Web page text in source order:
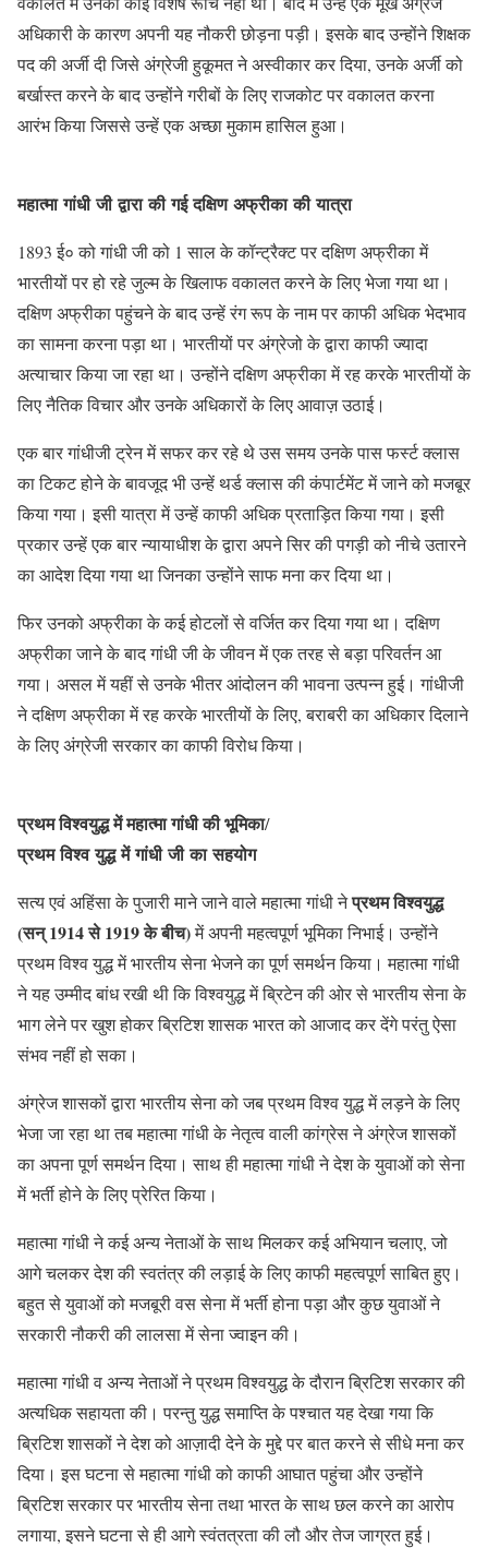
अधिकारी के कारण अपनी यह नौकरी छोड़ना पड़ी। इसके बाद उन्होंने शिक्षक
पद की अर्जी दी जिसे अंग्रेजी हुकूमत ने अस्वीकार कर दिया, उनके अर्जी को
बर्खास्त करने के बाद उन्होंने गरीबों के लिए राजकोट पर वकालत करना
आरंभ किया जिससे उन्हें एक अच्छा मुकाम हासिल हुआ।
महात्मा गांधी जी द्वारा की गई दक्षिण अफ्रीका की यात्रा
1893 ई० को गांधी जी को 1 साल के कॉन्ट्रैक्ट पर दक्षिण अफ्रीका में
भारतीयों पर हो रहे जुल्म के खिलाफ वकालत करने के लिए भेजा गया था।
दक्षिण अफ्रीका पहुंचने के बाद उन्हें रंग रूप के नाम पर काफी अधिक भेदभाव
का सामना करना पड़ा था। भारतीयों पर अंग्रेजो के द्वारा काफी ज्यादा
अत्याचार किया जा रहा था। उन्होंने दक्षिण अफ्रीका में रह करके भारतीयों के
लिए नैतिक विचार और उनके अधिकारों के लिए आवाज़ उठाई।
एक बार गांधीजी ट्रेन में सफर कर रहे थे उस समय उनके पास फर्स्ट क्लास
का टिकट होने के बावजूद भी उन्हें थर्ड क्लास की कंपार्टमेंट में जाने को मजबूर
किया गया। इसी यात्रा में उन्हें काफी अधिक प्रताड़ित किया गया। इसी
प्रकार उन्हें एक बार न्यायाधीश के द्वारा अपने सिर की पगड़ी को नीचे उतारने
का आदेश दिया गया था जिनका उन्होंने साफ मना कर दिया था।
फिर उनको अफ्रीका के कई होटलों से वर्जित कर दिया गया था। दक्षिण
अफ्रीका जाने के बाद गांधी जी के जीवन में एक तरह से बड़ा परिवर्तन आ
गया। असल में यहीं से उनके भीतर आंदोलन की भावना उत्पन्न हुई। गांधीजी
ने दक्षिण अफ्रीका में रह करके भारतीयों के लिए, बराबरी का अधिकार दिलाने
के लिए अंग्रेजी सरकार का काफी विरोध किया।
प्रथम विश्वयुद्ध में महात्मा गांधी की भूमिका/
प्रथम विश्व युद्ध में गांधी जी का सहयोग
सत्य एवं अहिंसा के पुजारी माने जाने वाले महात्मा गांधी नेप्रथम विश्वयुद्ध
(सन् 1914 से 1919 के बीच)में अपनी महत्वपूर्ण भूमिका निभाई। उन्होंने
प्रथम विश्व युद्ध में भारतीय सेना भेजने का पूर्ण समर्थन किया। महात्मा गांधी
ने यह उम्मीद बांध रखी थी कि विश्वयुद्ध में ब्रिटेन की ओर से भारतीय सेना के
भाग लेने पर खुश होकर ब्रिटिश शासक भारत को आजाद कर देंगे परंतु ऐसा
संभव नहीं हो सका।
अंग्रेज शासकों द्वारा भारतीय सेना को जब प्रथम विश्व युद्ध में लड़ने के लिए
भेजा जा रहा था तब महात्मा गांधी के नेतृत्व वाली कांग्रेस ने अंग्रेज शासकों
का अपना पूर्ण समर्थन दिया। साथ ही महात्मा गांधी ने देश के युवाओं को सेना
में भर्ती होने के लिए प्रेरित किया।
महात्मा गांधी ने कई अन्य नेताओं के साथ मिलकर कई अभियान चलाए, जो
आगे चलकर देश की स्वतंत्र की लड़ाई के लिए काफी महत्वपूर्ण साबित हुए।
बहुत से युवाओं को मजबूरी वस सेना में भर्ती होना पड़ा और कुछ युवाओं ने
सरकारी नौकरी की लालसा में सेना ज्वाइन की।
महात्मा गांधी व अन्य नेताओं ने प्रथम विश्वयुद्ध के दौरान ब्रिटिश सरकार की
अत्यधिक सहायता की। परन्तु युद्ध समाप्ति के पश्चात यह देखा गया कि
ब्रिटिश शासकों ने देश को आज़ादी देने के मुद्दे पर बात करने से सीधे मना कर
दिया। इस घटना से महात्मा गांधी को काफी आघात पहुंचा और उन्होंने
ब्रिटिश सरकार पर भारतीय सेना तथा भारत के साथ छल करने का आरोप
लगाया, इसने घटना से ही आगे स्वंतत्रता की लौ और तेज जाग्रत हुई।